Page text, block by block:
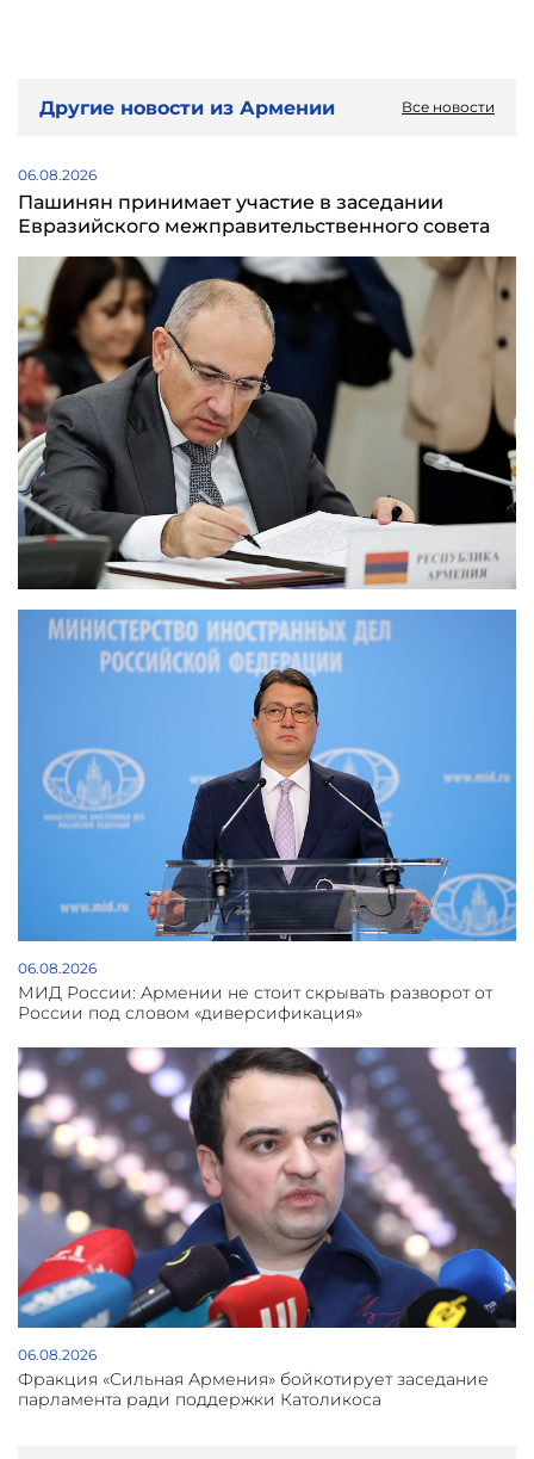
Другие новости из Армении Все новости
06.08.2026
Пашинян принимает участие в заседании
Евразийского межправительственного совета
06.08.2026
МИД России: Армении не стоит скрывать разворот от
России под словом «диверсификация»
06.08.2026
Фракция «Сильная Армения» бойкотирует заседание
парламента ради поддержки Католикоса